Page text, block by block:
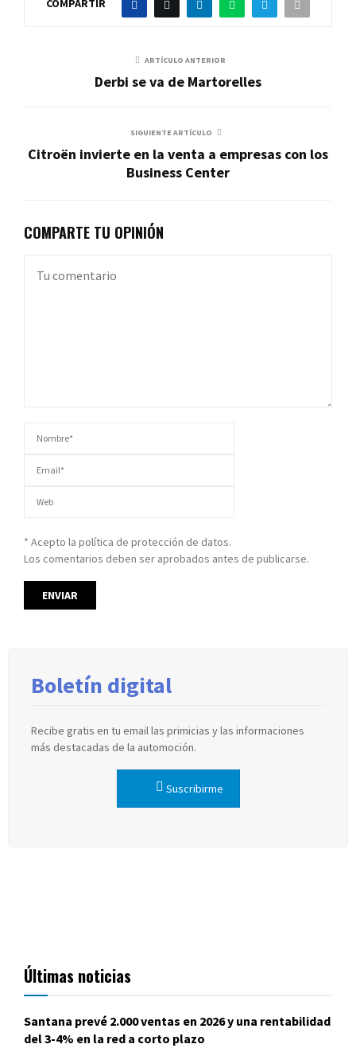
COMPARTIR
ARTÍCULO ANTERIOR
Derbi se va de Martorelles
SIGUIENTE ARTÍCULO
Citroën invierte en la venta a empresas con los
Business Center
COMPARTE TU OPINIÓN
* Acepto la política de protección de datos.
Los comentarios deben ser aprobados antes de publicarse.
Boletín digital
Recibe gratis en tu email las primicias y las informaciones
más destacadas de la automoción.
Suscribirme
Últimas noticias
Santana prevé 2.000 ventas en 2026 y una rentabilidad
del 3-4% en la red a corto plazo